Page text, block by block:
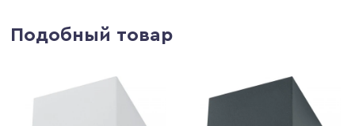
Подобный товар